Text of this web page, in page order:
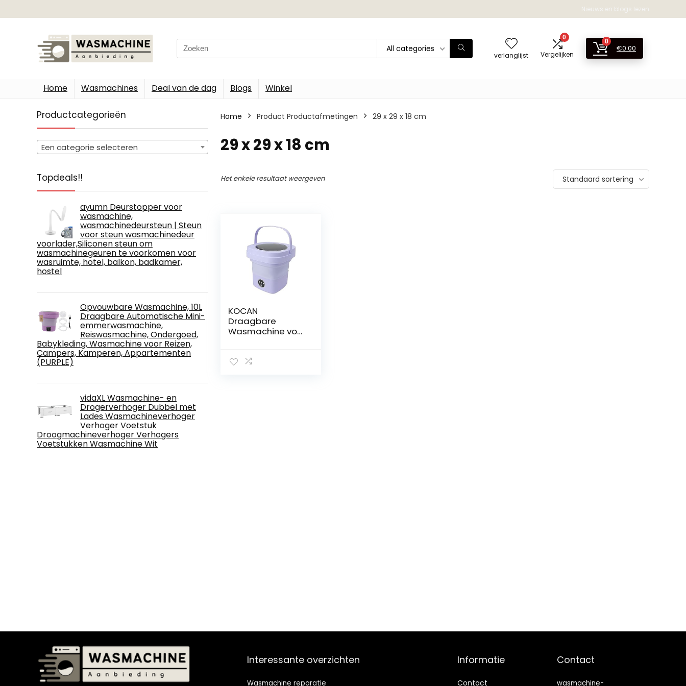
Nieuws en blogs lezen
Search
for:
All categories
verlanglijst
0
Vergelijken
0
€0.00
Home Wasmachines Deal van de dag Blogs Winkel
Productcategorieën
Een categorie selecteren
Topdeals!!
ayumn Deurstopper voor
wasmachine,
wasmachinedeursteun | Steun
voor steun wasmachinedeur
voorlader,Siliconen steun om
wasmachinegeuren te voorkomen voor
wasruimte, hotel, balkon, badkamer,
hostel
Opvouwbare Wasmachine, 10L
Draagbare Automatische Mini-
emmerwasmachine,
Reiswasmachine, Ondergoed,
Babykleding, Wasmachine voor Reizen,
Campers, Kamperen, Appartementen
(PURPLE)
vidaXL Wasmachine- en
Drogerverhoger Dubbel met
Lades Wasmachineverhoger
Verhoger Voetstuk
Droogmachineverhoger Verhogers
Voetstukken Wasmachine Wit
Home Product Productafmetingen ‎29 x 29 x 18 cm
‎29 x 29 x 18 cm
Het enkele resultaat weergeven Standaard sortering
KOCAN
Draagbare
Wasmachine voor
Opvouwbare
Interessante overzichten
Wasmachine reparatie
Informatie
Contact
Contact
wasmachine-